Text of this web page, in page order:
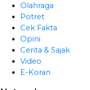
Olahraga
Potret
Cek Fakta
Opini
Cerita & Sajak
Video
E-Koran